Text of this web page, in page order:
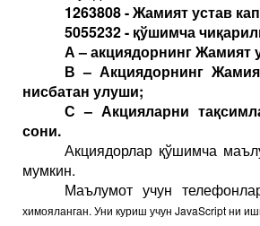
1263808- Жамият устав
5055232- қўшимча
А – акциядорнинг Жамият
В – Акциядорнинг
нисбатан улуши;
С – Акцияларни
сони.
Акциядорлар қўшимча
мумкин.
Маълумот учун
химояланган. Уни куриш учун JavaScript ни